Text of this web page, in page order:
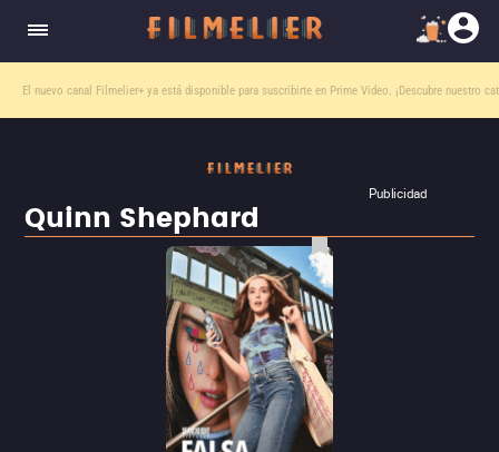
El nuevo canal Filmelier+ ya está disponible para suscribirte en Prime Video. ¡Descubre nuestro
Publicidad
Quinn Shephard